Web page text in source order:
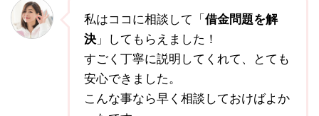
私はココに相談して「 借金問題を解
決」してもらえました！
すごく丁寧に説明してくれて、とても
安心できました。
こんな事なら早く相談しておけばよか